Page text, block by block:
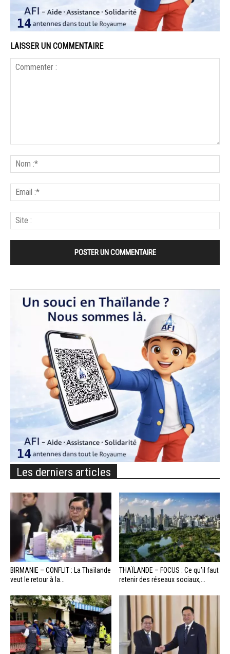
LAISSER UN COMMENTAIRE
Les derniers articles
BIRMANIE – CONFLIT : La Thaïlande
veut le retour à la...
THAÏLANDE – FOCUS : Ce qu’il faut
retenir des réseaux sociaux,...